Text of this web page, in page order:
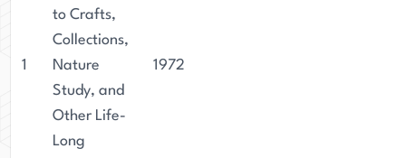
1
to Crafts,
Collections,
Nature
Study, and
Other Life-
Long
1972